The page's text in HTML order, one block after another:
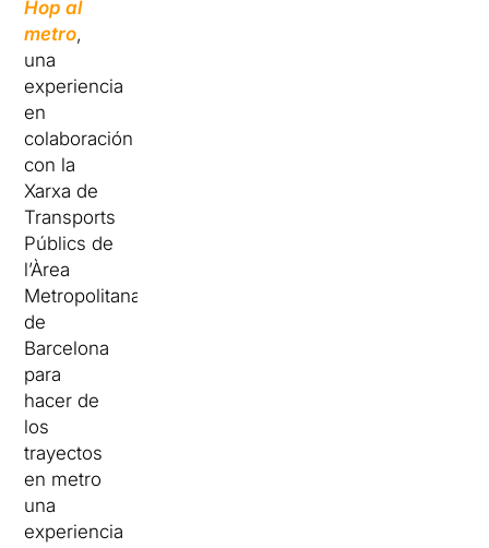
Hop al
metro,
una
experiencia
en
colaboración
con la
Xarxa de
Transports
Públics de
l’Àrea
Metropolitana
de
Barcelona
para
hacer de
los
trayectos
en metro
una
experiencia